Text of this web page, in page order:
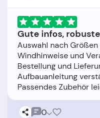
Gute infos,
Auswahl nach
Windhinweise und
Bestellung und
Aufbauanleitung
0